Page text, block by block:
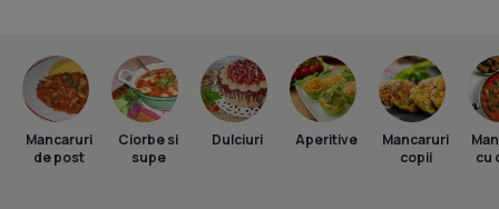
Mancaruri
de post
Ciorbe si
supe
Dulciuri Aperitive
Mancaruri
copii
cu